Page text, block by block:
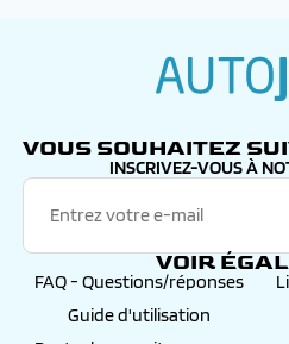
VOUS SOUHAITEZ
INSCRIVEZ-VOUS À
VOIR
FAQ - Questions/réponses
Guide d'utilisation